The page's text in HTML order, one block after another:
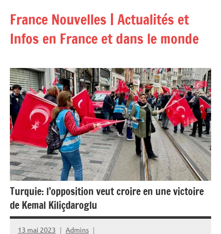
contenu
France Nouvelles | Actualités et
Infos en France et dans le monde
Turquie: l’opposition veut croire en une victoire
de Kemal Kiliçdaroglu
13 mai 2023 Admins